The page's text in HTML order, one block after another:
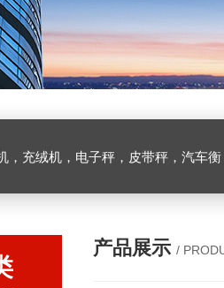
，充绒机，电子秤，皮带秤，汽车
产品展示 /